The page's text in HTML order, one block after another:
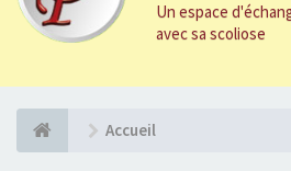
Un espace
avec sa scoliose
Accueil